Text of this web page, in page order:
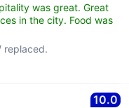
was great. Great
in the city. Food was
replaced.
10.0